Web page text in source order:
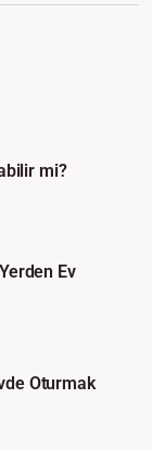
mi?
Ev
Oturmak